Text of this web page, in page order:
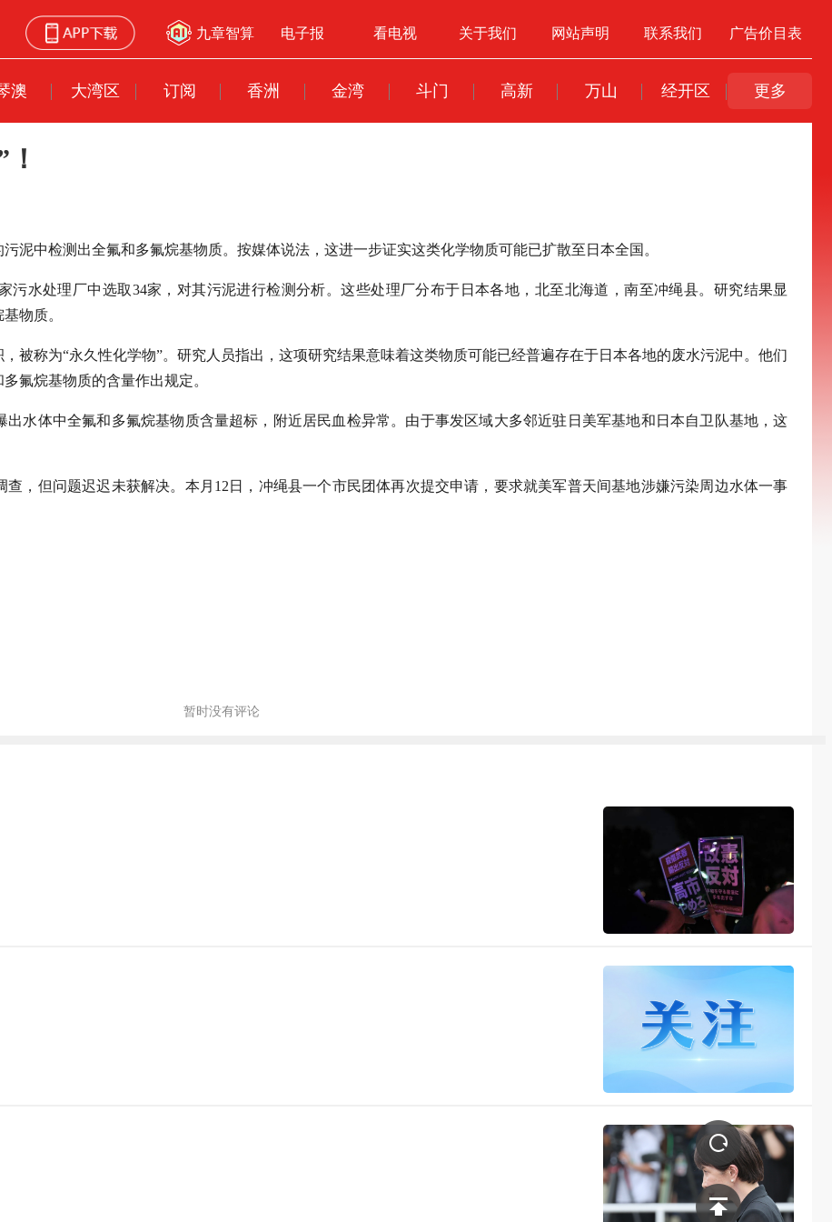
九章智算 电子报 看电视 关于我们 网站声明 联系我们 广告价目表
澳 大湾区 订阅 香洲 金湾 斗门 高新 万山 经开区 更多
泥中检测出全氟和多氟烷基物质。按媒体说法，这进一步证实这类化学物质可能已扩散至日本全国。
污水处理厂中选取34家，对其污泥进行检测分析。这些处理厂分布于日本各地，北至北海道，南至冲绳县。研究结果显
物质。
被称为“永久性化学物”。研究人员指出，这项研究结果意味着这类物质可能已经普遍存在于日本各地的废水污泥中。他们
氟烷基物质的含量作出规定。
出水体中全氟和多氟烷基物质含量超标，附近居民血检异常。由于事发区域大多邻近驻日美军基地和日本自卫队基地，这
，但问题迟迟未获解决。本月12日，冲绳县一个市民团体再次提交申请，要求就美军普天间基地涉嫌污染周边水体一事
暂时没有评论